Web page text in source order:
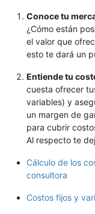
Conoce tu
¿Cómo están
el valor que
esto te dará un
Entiende tu
cuesta ofrecer
variables) y
un margen de
para cubrir
Al respecto te
Cálculo de los
consultora
Costos fijos y